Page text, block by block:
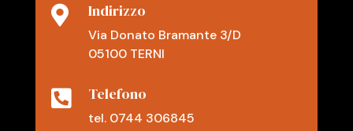
 Indirizzo
Via Donato Bramante 3/D
05100 TERNI
 Telefono
tel. 0744 306845